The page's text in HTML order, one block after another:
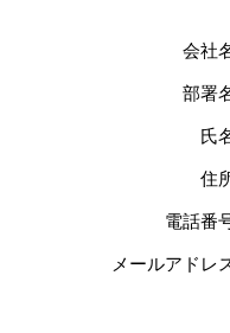
会社
部署
氏
住
電話番
メールアドレ